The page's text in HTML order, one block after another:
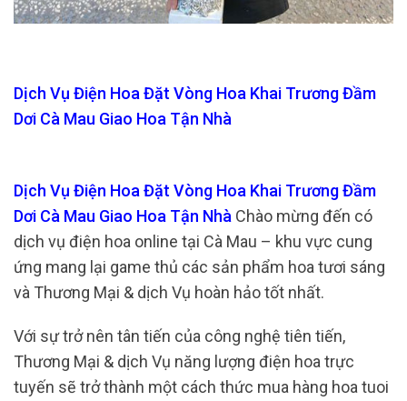
Dịch Vụ Điện Hoa Đặt Vòng Hoa Khai Trương Đầm
Dơi Cà Mau Giao Hoa Tận Nhà
Dịch Vụ Điện Hoa Đặt Vòng Hoa Khai Trương Đầm
Dơi Cà Mau Giao Hoa Tận Nhà Chào mừng đến có
dịch vụ điện hoa online tại Cà Mau – khu vực cung
ứng mang lại game thủ các sản phẩm hoa tươi sáng
và Thương Mại & dịch Vụ hoàn hảo tốt nhất.
Với sự trở nên tân tiến của công nghệ tiên tiến,
Thương Mại & dịch Vụ năng lượng điện hoa trực
tuyến sẽ trở thành một cách thức mua hàng hoa tuoi